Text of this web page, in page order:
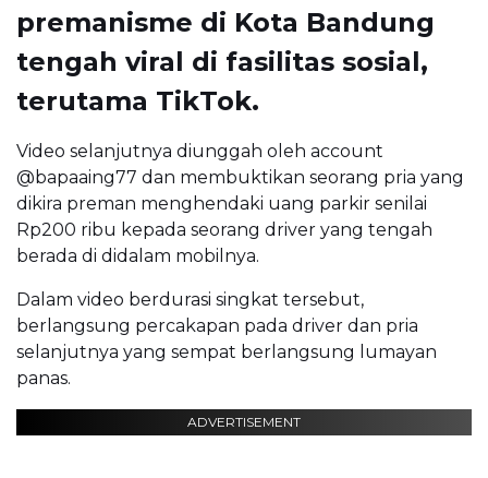
premanisme di Kota Bandung
tengah viral di fasilitas sosial,
terutama TikTok.
Video selanjutnya diunggah oleh account
@bapaaing77 dan membuktikan seorang pria yang
dikira preman menghendaki uang parkir senilai
Rp200 ribu kepada seorang driver yang tengah
berada di didalam mobilnya.
Dalam video berdurasi singkat tersebut,
berlangsung percakapan pada driver dan pria
selanjutnya yang sempat berlangsung lumayan
panas.
ADVERTISEMENT